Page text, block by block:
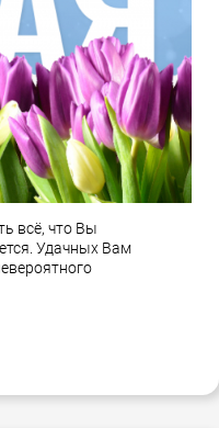
всё, что Вы
Удачных Вам